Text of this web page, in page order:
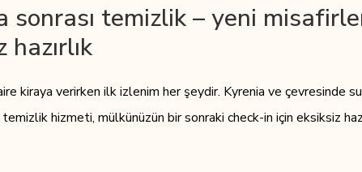
sonrası temizlik – yeni
kiraya verirken ilk izlenim her şeydir. Kyrenia ve çevresinde
hizmeti, mülkünüzün bir sonraki check-in için eksiksiz